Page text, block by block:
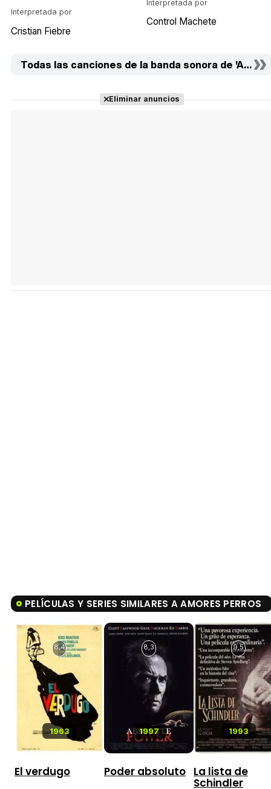
Interpretada por
Cristian Fiebre
Interpretada por
Control Machete
Todas las canciones de la banda sonora de
Eliminar anuncios
PELÍCULAS Y SERIES SIMILARES A AMORES PERROS
1963
8,4
El verdugo
1997
8,3
Poder absoluto
1993
9,5
La lista de
Schindler